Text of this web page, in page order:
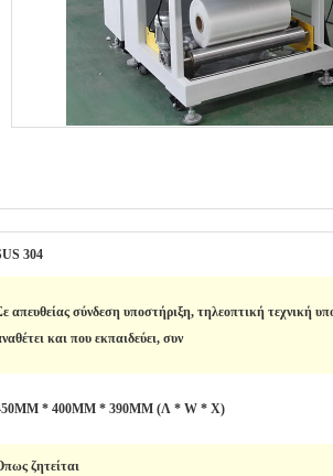
304
απευθείας σύνδεση υποστήριξη, τηλεοπτική τεχνική
και που εκπαιδεύει, συν
* 400MM * 390MM (Λ * W * Χ)
ζητείται